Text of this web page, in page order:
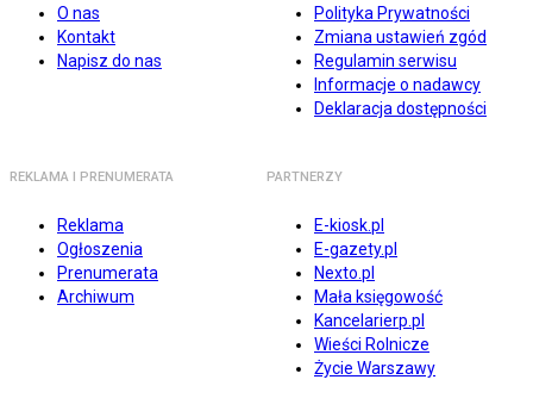
O nas
Kontakt
Napisz do nas
Polityka Prywatności
Zmiana ustawień zgód
Regulamin serwisu
Informacje o nadawcy
Deklaracja dostępności
REKLAMA I PRENUMERATA
Reklama
Ogłoszenia
Prenumerata
Archiwum
PARTNERZY
E-kiosk.pl
E-gazety.pl
Nexto.pl
Mała księgowość
Kancelarierp.pl
Wieści Rolnicze
Życie Warszawy